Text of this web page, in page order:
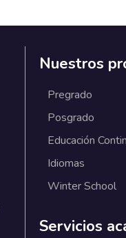
Nuestros
Pregrado
Posgrado
Educación
Idiomas
Winter School
Servicios